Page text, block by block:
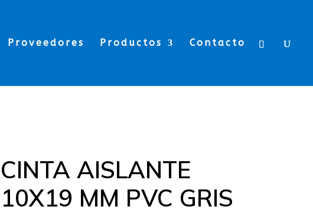
Proveedores Productos Contacto
CINTA AISLANTE
10X19 MM PVC GRIS